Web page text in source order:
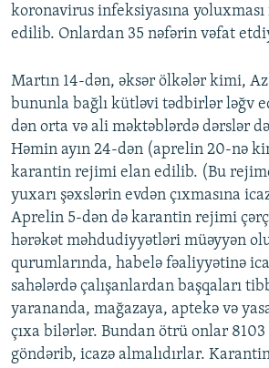
koronavirus infeksiyasına yoluxması
edilib. Onlardan 35 nəfərin vəfat
Martın 14-dən, əksər ölkələr kimi,
bununla bağlı kütləvi tədbirlər ləğv
dən orta və ali məktəblərdə dərslər də
Həmin ayın 24-dən (aprelin 20-nə
karantin rejimi elan edilib. (Bu
yuxarı şəxslərin evdən çıxmasına
Aprelin 5-dən də karantin rejimi
hərəkət məhdudiyyətləri müəyyən
qurumlarında, habelə fəaliyyətinə
sahələrdə çalışanlardan başqaları
yarananda, mağazaya, aptekə və
çıxa bilərlər. Bundan ötrü onlar 8103
göndərib, icazə almalıdırlar.